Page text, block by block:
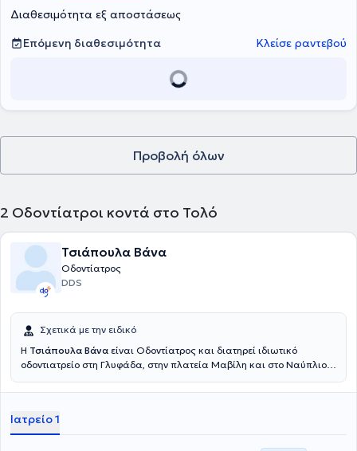
Διαθεσιμότητα εξ αποστάσεως
Επόμενη διαθεσιμότητα
Κλείσε ραντεβού
Προβολή όλων
2 Οδοντίατροι κοντά στο Τολό
Τσιάπουλα Βάνα
Οδοντίατρος
DDS
Σχετικά με την ειδικό
Η Τσιάπουλα Βάνα είναι Οδοντίατρος και διατηρεί ιδιωτικό
οδοντιατρείο στη Γλυφάδα, στην πλατεία Μαβίλη και στο Ναύπλιο.
Προσθετολόγος Οδοντίατρος στο πρότυπο οδοντιατρικό κέντρο της
Εθνικού και Καποδιστριακού Πανεπιστημίου Αθηνών και, κατόπιν,
εργάστηκε στο ιδιωτικό της οδοντιατρείο στην Καρδίτσα, όπου
Ιατρείο 1